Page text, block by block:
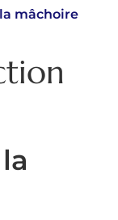
mâchoire